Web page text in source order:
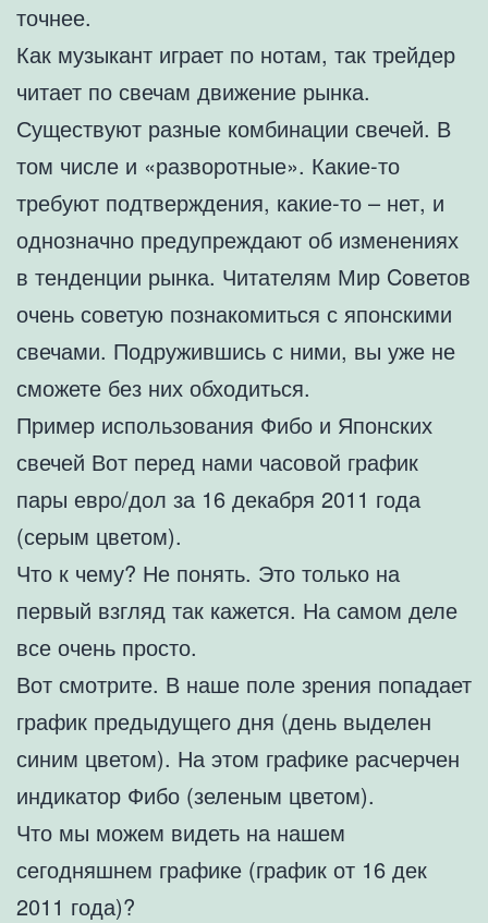
точнее.
Как музыкант играет по нотам, так трейдер
читает по свечам движение рынка.
Существуют разные комбинации свечей. В
том числе и «разворотные». Какие-то
требуют подтверждения, какие-то – нет, и
однозначно предупреждают об изменениях
в тенденции рынка. Читателям Мир Coветов
очень советую познакомиться с японскими
свечами. Подружившись с ними, вы уже не
сможете без них обходиться.
Пример использования Фибо и Японских
свечей Вот перед нами часовой график
пары евро/дол за 16 декабря 2011 года
(серым цветом).
Что к чему? Не понять. Это только на
первый взгляд так кажется. На самом деле
все очень просто.
Вот смотрите. В наше поле зрения попадает
график предыдущего дня (день выделен
синим цветом). На этом графике расчерчен
индикатор Фибо (зеленым цветом).
Что мы можем видеть на нашем
сегодняшнем графике (график от 16 дек
2011 года)?